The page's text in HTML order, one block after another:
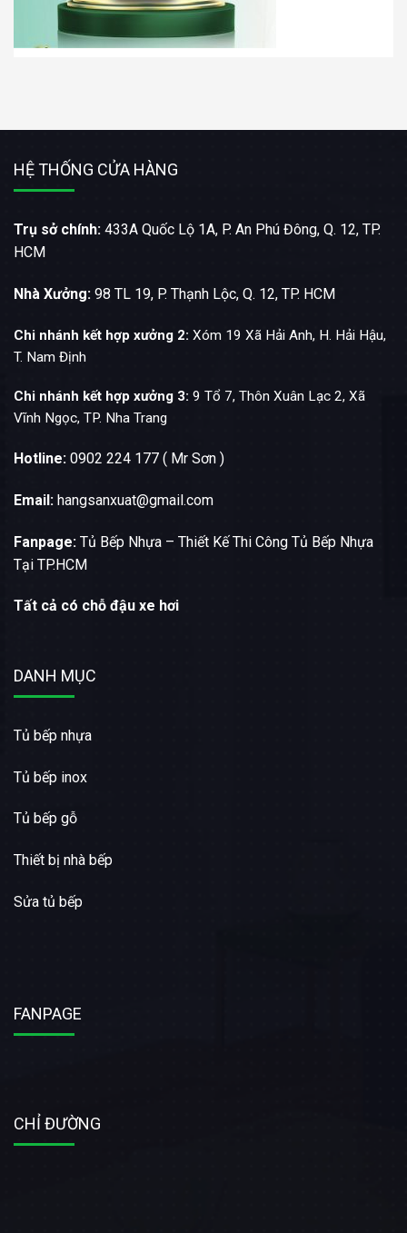
HỆ THỐNG CỬA HÀNG
Trụ sở chính: 433A Quốc Lộ 1A, P. An Phú Đông, Q. 12, TP.
HCM
Nhà Xưởng: 98 TL 19, P. Thạnh Lộc, Q. 12, TP. HCM
Chi nhánh kết hợp xưởng 2: Xóm 19 Xã Hải Anh, H. Hải Hậu,
T. Nam Định
Chi nhánh kết hợp xưởng 3: 9 Tổ 7, Thôn Xuân Lạc 2, Xã
Vĩnh Ngọc, TP. Nha Trang
Hotline: 0902 224 177 ( Mr Sơn )
Email: hangsanxuat@gmail.com
Fanpage: Tủ Bếp Nhựa – Thiết Kế Thi Công Tủ Bếp Nhựa
Tại TP.HCM
Tất cả có chỗ đậu xe hơi
DANH MỤC
Tủ bếp nhựa
Tủ bếp inox
Tủ bếp gỗ
Thiết bị nhà bếp
Sửa tủ bếp
FANPAGE
CHỈ ĐƯỜNG